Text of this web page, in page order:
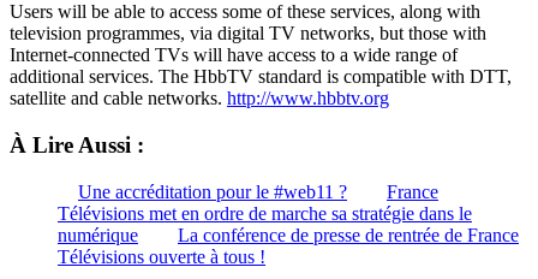
Users will be able to access some of these services, along with
television programmes, via digital TV networks, but those with
Internet-connected TVs will have access to a wide range of
additional services. The HbbTV standard is compatible with DTT,
satellite and cable networks. http://www.hbbtv.org
À Lire Aussi :
Une accréditation pour le #web11 ?
France
Télévisions met en ordre de marche sa stratégie dans le
numérique
La conférence de presse de rentrée de France
Télévisions ouverte à tous !